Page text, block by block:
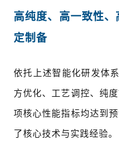
高纯度、高一致性
定制备
依托上述智能化研发体
方优化、工艺调控、纯
项核心性能指标均达到
了核心技术与实践经验。